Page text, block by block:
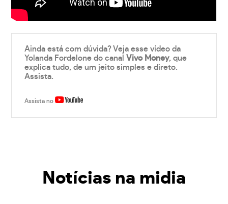
Ainda está com dúvida? Veja esse vídeo da
Yolanda Fordelone do canalVivo Money, que
explica tudo, de um jeito simples e direto.
Assista.
Assista no
Notícias na midia